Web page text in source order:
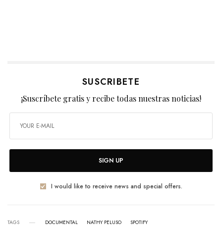
SUSCRIBETE
¡Suscríbete gratis y recibe todas nuestras noticias!
SIGN UP
I would like to receive news and special offers.
TAGS DOCUMENTAL NATHY PELUSO SPOTIFY